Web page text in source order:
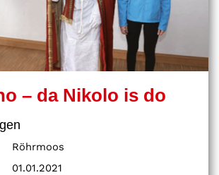
– da Nikolo is do
Röhrmoos
01.01.2021